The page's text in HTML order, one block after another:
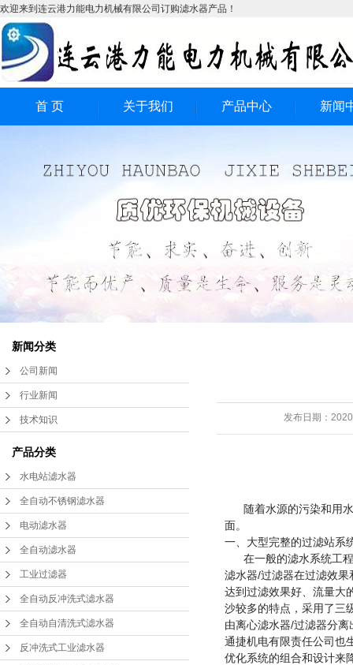
欢迎来到连云港力能电力机械有限公司订购滤水器产品！
首 页 关于我们 产品中心
工业过滤器
全自动反冲洗式滤水
器
全自动自清洗式滤水
水电站滤水器
管道滤水器
激光滤水器
精密滤水器
新闻
新闻分类
公司新闻
行业新闻
技术知识
产品分类
水电站滤水器
全自动不锈钢滤水器
电动滤水器
全自动滤水器
工业过滤器
全自动反冲洗式滤水器
全自动自清洗式滤水器
反冲洗式工业滤水器
发布日期：
随着水源的污染和用水
面。
一、大型完整的过滤站系
在一般的滤水系统工程
滤水器/过滤器在过滤效
达到过滤效果好、流量大
沙较多的特点，采用了三
由离心滤水器/过滤器分
通捷机电有限责任公司也
优化系统的组合和设计来